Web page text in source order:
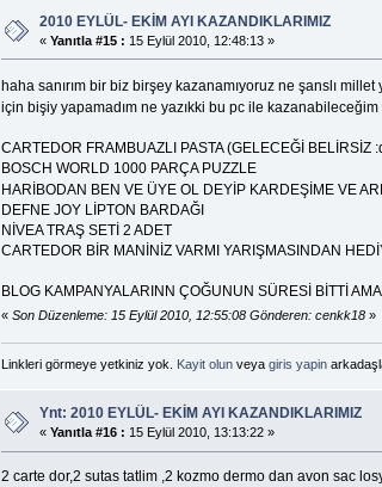
2010 EYLÜL- EKİM AYI KAZANDIKLARIMIZ
« Yanıtla #15 : 15 Eylül 2010, 12:48:13 »
haha sanırım bir biz birşey kazanamıyoruz ne şanslı millet
için bişiy yapamadım ne yazıkki bu pc ile
CARTEDOR FRAMBUAZLI PASTA (GELECEĞİ BELİRSİZ
BOSCH WORLD 1000 PARÇA PUZZLE
HARİBODAN BEN VE ÜYE OL DEYİP KARDEŞİME VE
DEFNE JOY LİPTON BARDAĞI
NİVEA TRAŞ SETİ 2 ADET
CARTEDOR BİR MANİNİZ VARMI YARIŞMASINDAN
BLOG KAMPANYALARINN ÇOĞUNUN SÜRESİ BİTTİ
« Son Düzenleme: 15 Eylül 2010, 12:55:08 Gönderen: cenkk18»
Linkleri görmeye yetkiniz yok. Kayit olunveya giris yapin
Ynt: 2010 EYLÜL- EKİM AYI KAZANDIKLARIMIZ
« Yanıtla #16 : 15 Eylül 2010, 13:13:22 »
2 carte dor,2 sutas tatlim ,2 kozmo dermo dan avon sac